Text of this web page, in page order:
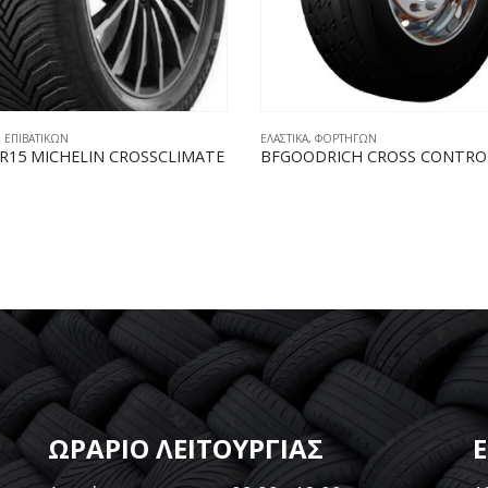
ΦΟΡΤΗΓΩΝ
CROSS CONTROL S2
ΕΛΑΣΤΙΚΑ, ΦΟΡΤΗΓΩΝ
MICHELIN X MULTI ENERGY D
ΩΡΑΡΙΟ ΛΕΙΤΟΥΡΓΙΑΣ